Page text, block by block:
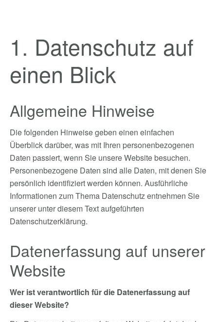
1. Datenschutz auf
einen Blick
Allgemeine Hinweise
Die folgenden Hinweise geben einen einfachen
Überblick darüber, was mit Ihren personenbezogenen
Daten passiert, wenn Sie unsere Website besuchen.
Personenbezogene Daten sind alle Daten, mit denen Sie
persönlich identifiziert werden können. Ausführliche
Informationen zum Thema Datenschutz entnehmen Sie
unserer unter diesem Text aufgeführten
Datenschutzerklärung.
Datenerfassung auf unserer
Website
Wer ist verantwortlich für die Datenerfassung auf
dieser Website?